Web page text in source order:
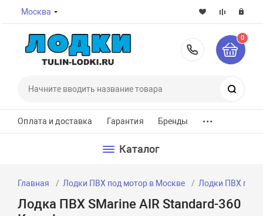
Москва
8-800-
0
Оплата и доставка Гарантия Бренды ...
Каталог
Главная Лодки ПВХ под мотор в Москве Лодки ПВХ под
Лодка ПВХ SMarine AIR Standard-360